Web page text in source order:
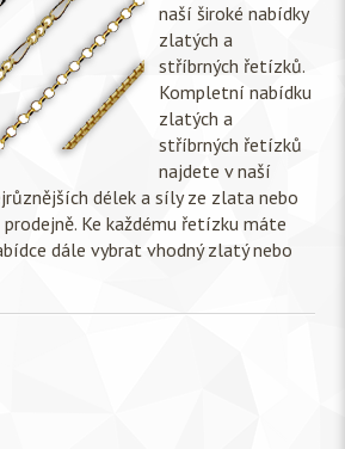
naší široké nabídky
zlatých a
stříbrných řetízků.
Kompletní nabídku
zlatých a
stříbrných řetízků
najdete v naší
délek a síly ze zlata nebo
Ke každému řetízku máte
dále vybrat vhodný zlatý nebo